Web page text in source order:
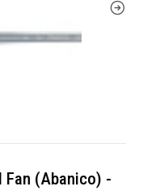
Fan (Abanico) -